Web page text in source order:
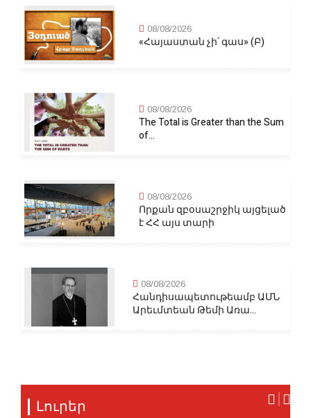
08/08/2026
«Հայաստան չի՛ գաս» (Բ)
08/08/2026
The Total is Greater than the Sum
of...
08/08/2026
Որքան զբօսաշրջիկ այցելած
է ՀՀ այս տարի
08/08/2026
Հանդիսապետութեամբ ԱՄՆ
Արեւմտեան Թեմի Առա...
Լուրեր